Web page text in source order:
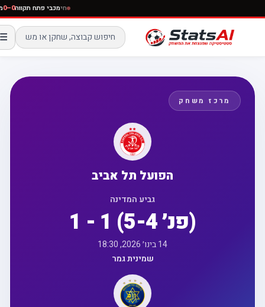
חימכבי פתח תקווה0–0
☰
מרכז משחק
הפועל תל אביב
גביע המדינה
14 בינו׳ 2026, 18:30
שמינית גמר